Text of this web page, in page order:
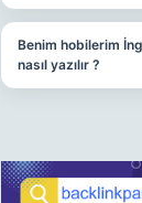
Benim hobilerim
nasıl yazılır ?